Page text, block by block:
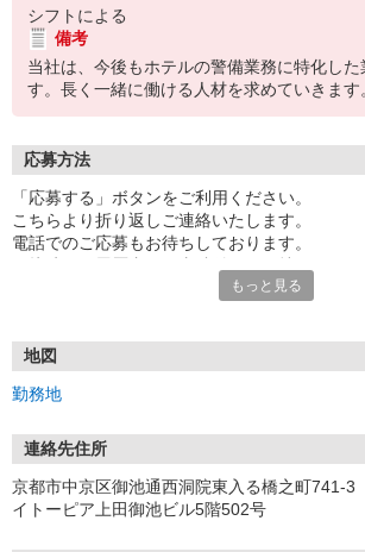
シフトによる
備考
当社は、今後もホテルの警備業務に特化した
す。長く一緒に働ける人材を求めていきます
応募方法
「応募する」ボタンをご利用ください。
こちらより折り返しご連絡いたします。
電話でのご応募もお待ちしております。
もっと見る
地図
勤務地
連絡先住所
京都市中京区御池通西洞院東入る橋之町741-3
イトーピア上田御池ビル5階502号